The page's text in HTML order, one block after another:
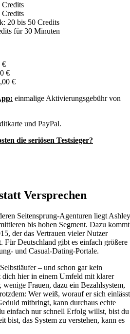
20 bis 50 Credits
für 30 Minuten
€
€
€
einmalige Aktivierungsgebühr von
und PayPal.
die seriösen Testsieger?
Versprechen
Seitensprung-Agenturen liegt Ashley
bis hohen Segment. Dazu kommt
der das Vertrauen vieler Nutzer
Für Deutschland gibt es einfach größere
und Casual-Dating-Portale.
– und schon gar kein
hier in einem Umfeld mit klarer
Frauen, dazu ein Bezahlsystem,
Wer weiß, worauf er sich
mitbringt, kann durchaus echte
einfach nur schnell Erfolg willst, bist du
bist, das System zu verstehen, kann es